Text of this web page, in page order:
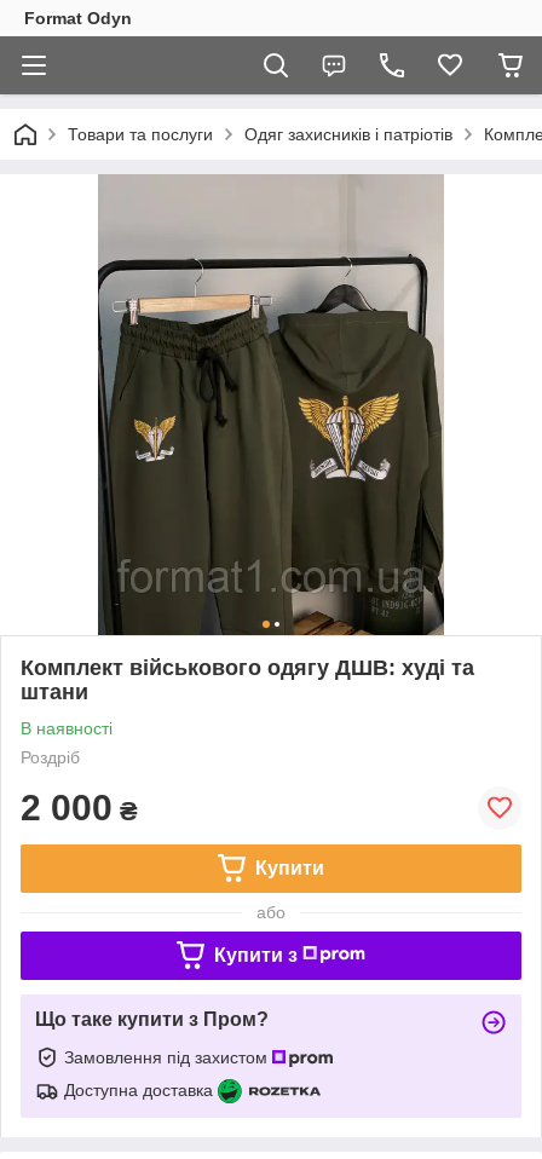
Format Odyn
Товари та послуги Одяг захисників і патріотів
Комплект військового одягу ДШВ: худі та
штани
В наявності
Роздріб
2 000 ₴
Купити
або
Купити з
Що таке купити з Пром?
Замовлення під захистом
Доступна доставка